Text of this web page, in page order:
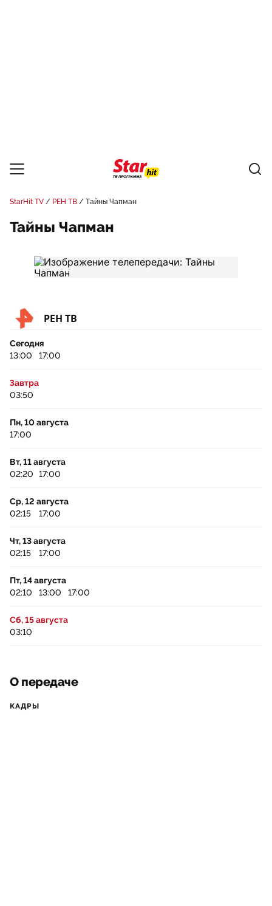
StarHit TV РЕН ТВ Тайны Чапман
Тайны Чапман
РЕН ТВ
Сегодня
13:00
17:00
Завтра
03:50
Пн, 10 августа
17:00
Вт, 11 августа
02:20
17:00
Ср, 12 августа
02:15
17:00
Чт, 13 августа
02:15
17:00
Пт, 14 августа
02:10
13:00 17:00
Сб, 15 августа
03:10
О передаче
КАДРЫ